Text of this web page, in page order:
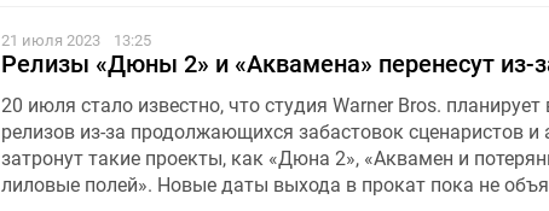
21 июля 2023 13:25
Релизы «Дюны 2» и «Аквамена» перенесут из-
20 июля стало известно, что студия Warner Bros.
релизов из-за продолжающихся забастовок сценаристов
затронут такие проекты, как «Дюна 2», «Аквамен и
лиловые полей». Новые даты выхода в прокат пока не